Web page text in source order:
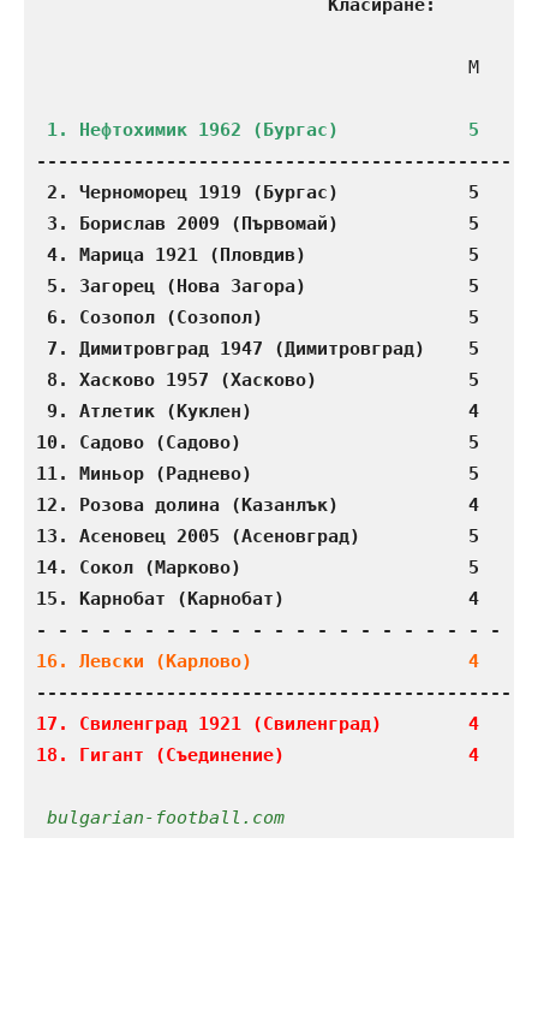
Класиране:
М
2. Черноморец 1919 (Бургас)            5
3. Борислав 2009 (Първомай)
4. Марица 1921 (Пловдив)               5
5. Загорец (Нова Загора)               5
6. Созопол (Созопол)                   5
7. Димитровград 1947 (Димитровград)
8. Хасково 1957 (Хасково)              5
9. Атлетик (Куклен)                    4
10. Садово (Садово)                     5
11. Миньор (Раднево)
12. Розова долина (Казанлък)
13. Асеновец 2005 (Асеновград)
14. Сокол (Марково)                     5
15. Карнобат (Карнобат)
17. Свиленград 1921 (Свиленград)
18. Гигант (Съединение)                 4
bulgarian-football.com